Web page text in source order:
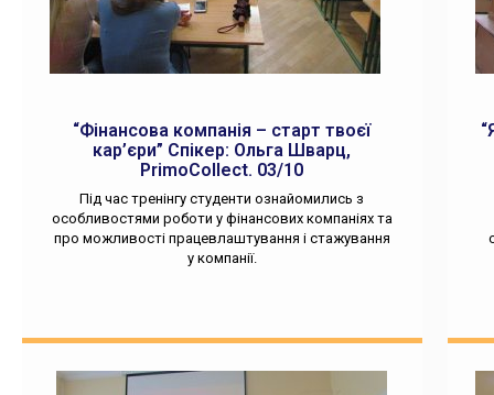
“Фінансова компанія – старт твоєї
кар’єри” Спікер: Ольга Шварц,
PrimoCollect. 03/10
Під час тренінгу студенти ознайомились з
особливостями роботи у фінансових компаніях та
про можливості працевлаштування і стажування
у компанії.